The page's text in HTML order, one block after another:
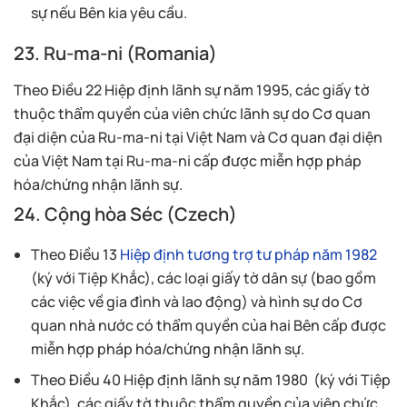
sự nếu Bên kia yêu cầu.
23. Ru-ma-ni (Romania)
Theo Điều 22 Hiệp định lãnh sự năm 1995, các giấy tờ
thuộc thẩm quyền của viên chức lãnh sự do Cơ quan
đại diện của Ru-ma-ni tại Việt Nam và Cơ quan đại diện
của Việt Nam tại Ru-ma-ni cấp được miễn hợp pháp
hóa/chứng nhận lãnh sự.
24. Cộng hòa Séc (Czech)
Theo Điều 13 Hiệp định tương trợ tư pháp năm 1982
(ký với Tiệp Khắc), các loại giấy tờ dân sự (bao gồm
các việc về gia đình và lao động) và hình sự do Cơ
quan nhà nước có thẩm quyền của hai Bên cấp được
miễn hợp pháp hóa/chứng nhận lãnh sự.
Theo Điều 40 Hiệp định lãnh sự năm 1980 (ký với Tiệp